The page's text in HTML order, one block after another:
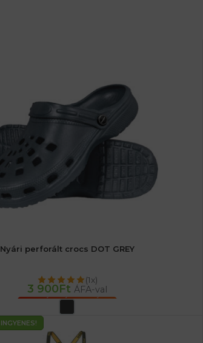
Nyári perforált crocs DOT GREY
(1x)
3 900Ft ÁFA-val
OPCIÓK VÁLASZTÁSA
INGYENES!